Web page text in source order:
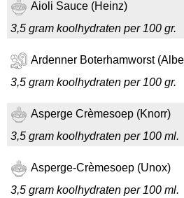
Aioli Sauce (Heinz)
3,5 gram koolhydraten per 100 gr.
Ardenner Boterhamworst
3,5 gram koolhydraten per 100 gr.
Asperge Crèmesoep (Knorr)
3,5 gram koolhydraten per 100 ml.
Asperge-Crèmesoep (Unox)
3,5 gram koolhydraten per 100 ml.